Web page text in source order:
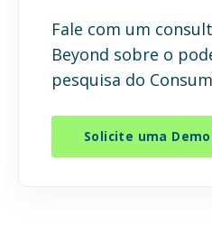
Fale com um
Beyond sobre o
pesquisa do
Solicite uma Demo